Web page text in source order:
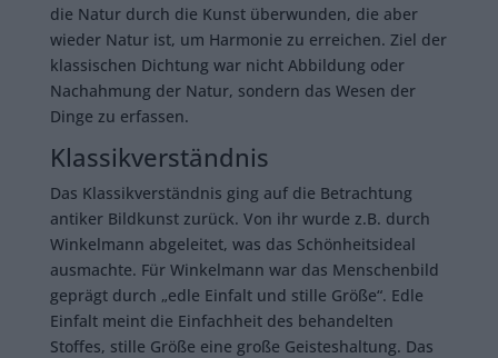
die Natur durch die Kunst überwunden, die aber
wieder Natur ist, um Harmonie zu erreichen. Ziel der
klassischen Dichtung war nicht Abbildung oder
Nachahmung der Natur, sondern das Wesen der
Dinge zu erfassen.
Klassikverständnis
Das Klassikverständnis ging auf die Betrachtung
antiker Bildkunst zurück. Von ihr wurde z.B. durch
Winkelmann abgeleitet, was das Schönheitsideal
ausmachte. Für Winkelmann war das Menschenbild
geprägt durch „edle Einfalt und stille Größe“. Edle
Einfalt meint die Einfachheit des behandelten
Stoffes, stille Größe eine große Geisteshaltung. Das